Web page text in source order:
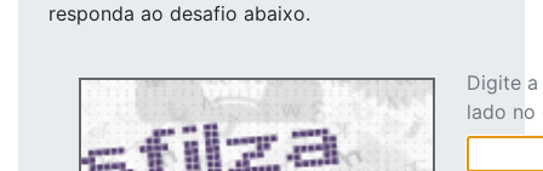
responda ao desafio abaixo.
Digite
lado no